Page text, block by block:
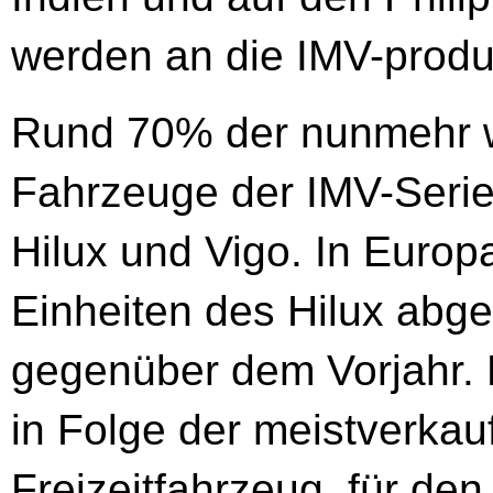
werden an die IMV-
Rund 70% der nunmehr
Fahrzeuge der IMV-
Hilux und Vigo. In
Einheiten des Hilux
gegenüber dem
in Folge der